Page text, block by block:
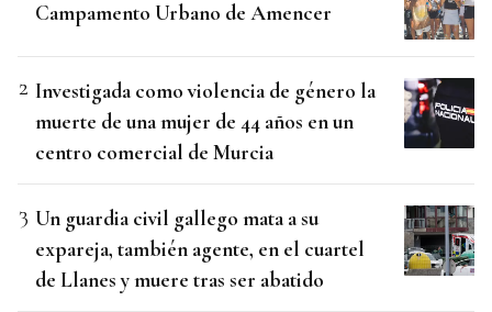
Campamento Urbano de Amencer
Investigada como violencia de género la
muerte de una mujer de 44 años en un
centro comercial de Murcia
Un guardia civil gallego mata a su
expareja, también agente, en el cuartel
de Llanes y muere tras ser abatido